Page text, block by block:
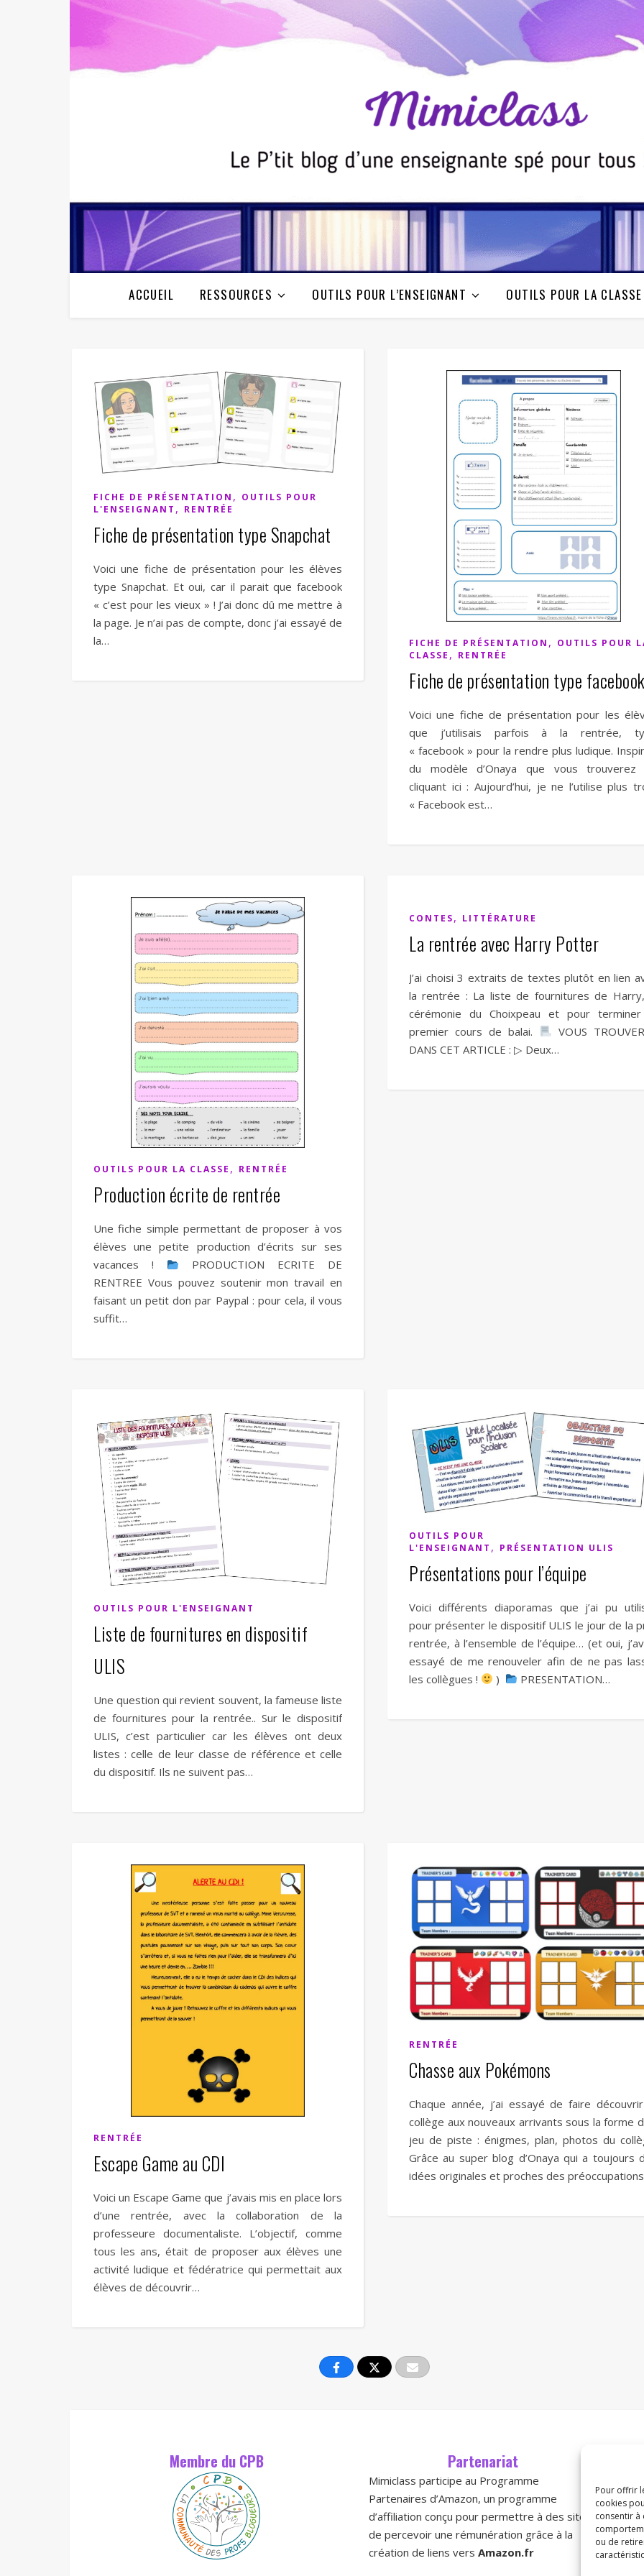
Pour offrir
cookies
consentir à
ou de
ACCUEIL RESSOURCES OUTILS POUR L’ENSEIGNANT OUTILS POUR LA CLASSE
FICHE DE PRÉSENTATION , OUTILS POUR
L'ENSEIGNANT , RENTRÉE
Fiche de présentation type Snapchat
Voici une fiche de présentation pour les élèves
type Snapchat. Et oui, car il parait que facebook
« c’est pour les vieux » ! J’ai donc dû me mettre à
la page. Je n’ai pas de compte, donc j’ai essayé de
la…
FICHE DE PRÉSENTATION , OUTILS POUR
CLASSE , RENTRÉE
Fiche de présentation type
Voici une fiche de présentation pour les
que j’utilisais parfois à la rentrée,
« facebook » pour la rendre plus ludique.
du modèle d’Onaya que vous trouverez
cliquant ici : Aujourd’hui, je ne l’utilise plus
« Facebook est…
OUTILS POUR LA CLASSE , RENTRÉE
Production écrite de rentrée
Une fiche simple permettant de proposer à vos
élèves une petite production d’écrits sur ses
vacances !
PRODUCTION ECRITE DE
RENTREE Vous pouvez soutenir mon travail en
faisant un petit don par Paypal : pour cela, il vous
suffit…
CONTES, LITTÉRATURE
La rentrée avec Harry Potter
J’ai choisi 3 extraits de textes plutôt en lien
la rentrée : La liste de fournitures de
cérémonie du Choixpeau et pour
premier cours de balai.
VOUS
DANS CET ARTICLE : ▷ Deux…
OUTILS POUR L'ENSEIGNANT
Liste de fournitures en dispositif
ULIS
Une question qui revient souvent, la fameuse liste
de fournitures pour la rentrée.. Sur le dispositif
ULIS, c’est particulier car les élèves ont deux
listes : celle de leur classe de référence et celle
du dispositif. Ils ne suivent pas…
OUTILS POUR
L'ENSEIGNANT , PRÉSENTATION ULIS
Présentations pour l’équipe
Voici différents diaporamas que j’ai pu
pour présenter le dispositif ULIS le jour de la
rentrée, à l’ensemble de l’équipe… (et oui,
essayé de me renouveler afin de ne pas
les collègues !
) PRESENTATION…
RENTRÉE
Escape Game au CDI
Voici un Escape Game que j’avais mis en place lors
d’une rentrée, avec la collaboration de la
professeure documentaliste. L’objectif, comme
tous les ans, était de proposer aux élèves une
activité ludique et fédératrice qui permettait aux
élèves de découvrir…
RENTRÉE
Chasse aux Pokémons
Chaque année, j’ai essayé de faire
collège aux nouveaux arrivants sous la forme
jeu de piste : énigmes, plan, photos du
Grâce au super blog d’Onaya qui a toujours
idées originales et proches des
Membre du CPB Partenariat
Mimiclass participe au Programme
Partenaires d’Amazon, un programme
d’affiliation conçu pour permettre à des sites
de percevoir une rémunération grâce à la
création de liens vers Amazon.fr